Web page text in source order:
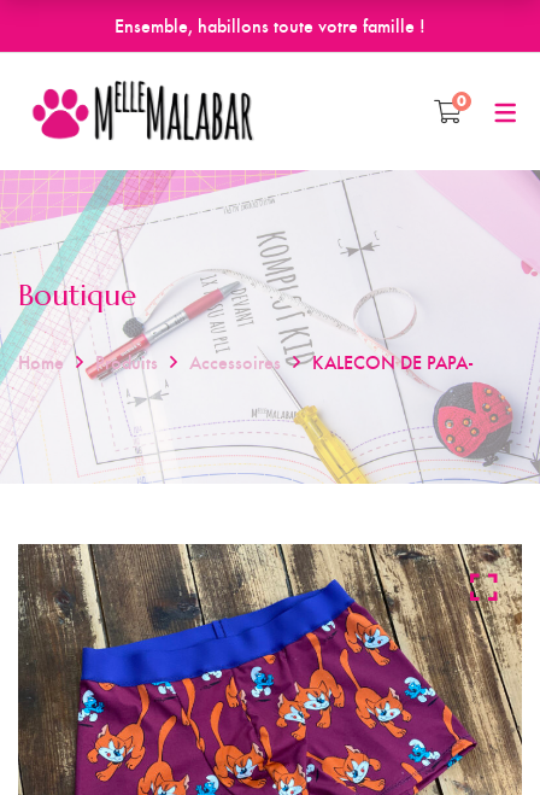
Ensemble, habillons toute votre famille !
0
Boutique
Home Produits Accessoires KALECON DE PAPA-